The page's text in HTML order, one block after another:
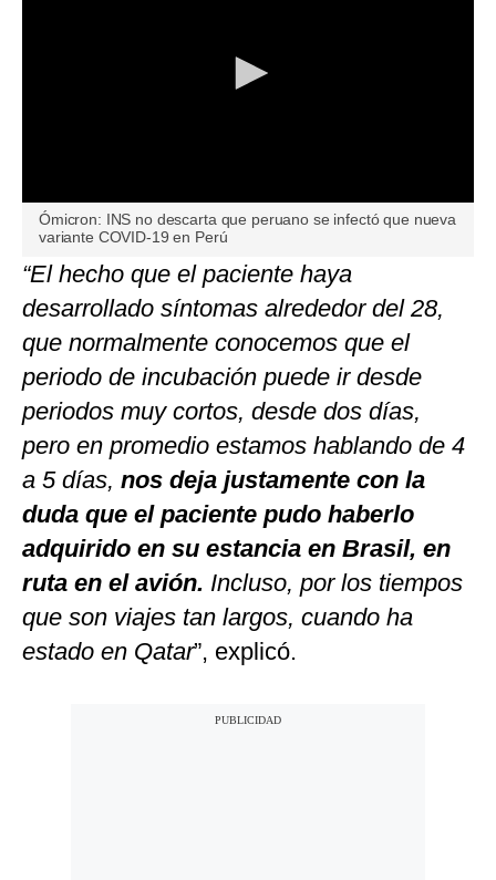
seconds
0
seconds
Ómicron: INS no descarta que peruano se infectó que nueva
variante COVID-19 en Perú
“El hecho que el paciente haya
desarrollado síntomas alrededor del 28,
que normalmente conocemos que el
periodo de incubación puede ir desde
periodos muy cortos, desde dos días,
pero en promedio estamos hablando de 4
a 5 días, nos deja justamente con la
duda que el paciente pudo haberlo
adquirido en su estancia en Brasil, en
ruta en el avión. Incluso, por los tiempos
que son viajes tan largos, cuando ha
estado en Qatar”, explicó.